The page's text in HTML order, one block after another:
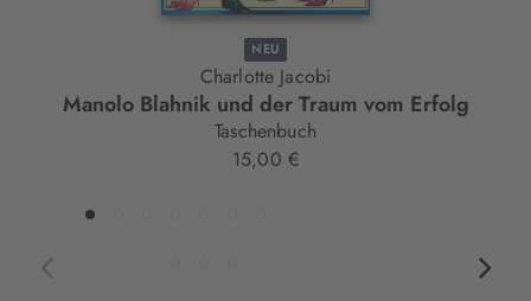
NEU
Charlotte Jacobi
Manolo Blahnik und der Traum vom Erfolg
Taschenbuch
15,00 €